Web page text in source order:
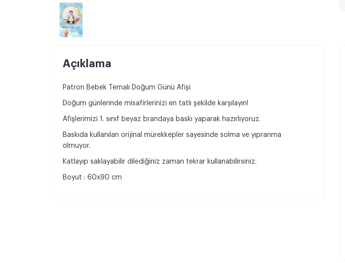
Açıklama
Patron Bebek Temalı Doğum Günü Afişi
Doğum günlerinde misafirlerinizi en tatlı şekilde karşılayın!
Afişlerimizi 1. sınıf beyaz brandaya baskı yaparak hazırlıyoruz.
Baskıda kullanılan orijinal mürekkepler sayesinde solma ve yıpranma
olmuyor.
Katlayıp saklayabilir dilediğiniz zaman tekrar kullanabilirsiniz.
Boyut : 60x90 cm